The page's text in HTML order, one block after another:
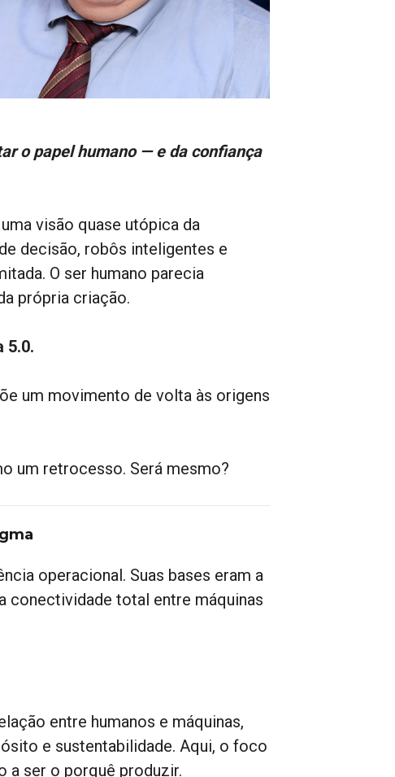
o papel humano — e da confiança
visão quase utópica da
decisão, robôs inteligentes e
O ser humano parecia
própria criação.
5.0.
um movimento de volta às origens
um retrocesso. Será mesmo?
operacional. Suas bases eram a
conectividade total entre máquinas
entre humanos e máquinas,
e sustentabilidade. Aqui, o foco
a ser o porquê produzir.